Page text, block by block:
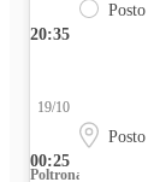
20:35
00:25
19/10
Poltrona